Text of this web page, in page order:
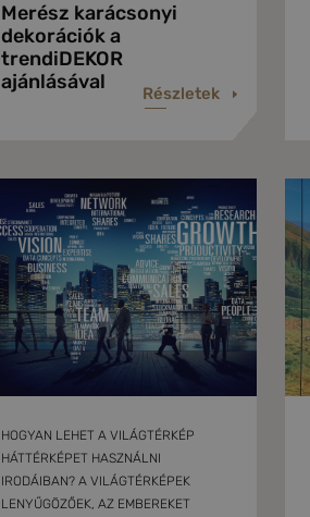
Merész karácsonyi
dekorációk a
trendiDEKOR
ajánlásával
Részletek
HOGYAN LEHET A VILÁGTÉRKÉP
HÁTTÉRKÉPET HASZNÁLNI
IRODÁIBAN? A VILÁGTÉRKÉPEK
LENYŰGÖZŐEK, AZ EMBEREKET